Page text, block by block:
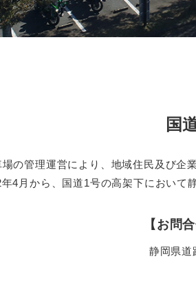
国
の管理運営により、地域住民及び企
4月から、国道1号の高架下において
【お問合
静岡県道